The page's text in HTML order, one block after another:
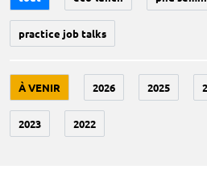
practice job talks
À VENIR 2026 2025
2023 2022